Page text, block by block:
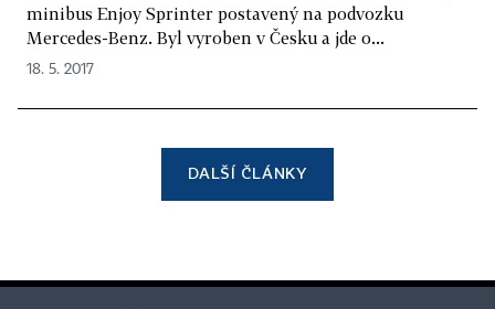
minibus Enjoy Sprinter postavený na podvozku
Mercedes-Benz. Byl vyroben v Česku a jde o...
18. 5. 2017
DALŠÍ ČLÁNKY